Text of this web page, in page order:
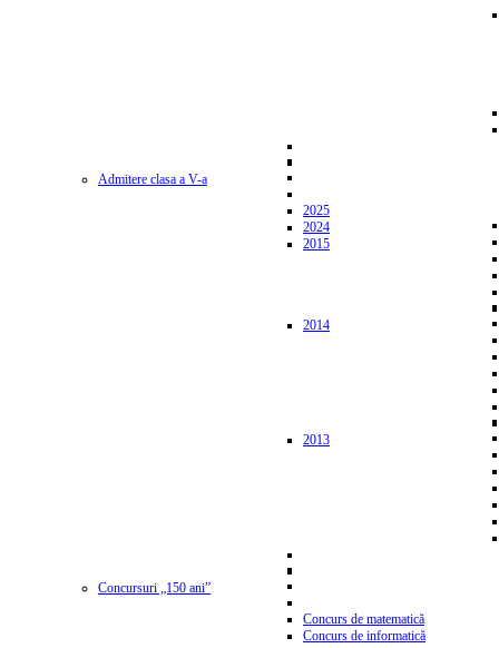
Admitere clasa a V-a
2025
2024
2015
2014
2013
Concursuri „150 ani”
Concurs de matematică
Concurs de informatică